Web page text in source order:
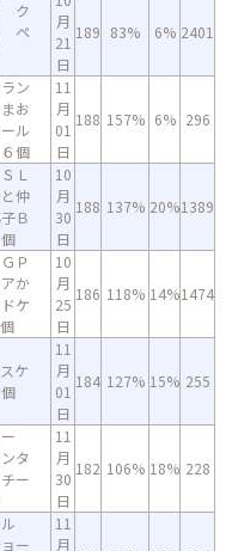
ク
ペ
月
21
日
189 83% 6% 2401
ン
お
ル
個
11
月
01
日
188 157% 6% 296
Ｌ
仲
Ｂ
10
月
30
日
188 137% 20%1389
Ｐ
か
ケ
10
月
25
日
186 118% 14%1474
ケ
11
月
01
日
184 127% 15% 255
ー
タ
ー
11
月
30
日
182 106% 18% 228
ル
ー
11
月